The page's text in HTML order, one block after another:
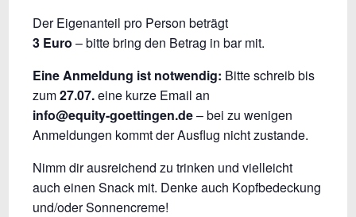
Der Eigenanteil pro Person beträgt
3 Euro– bitte bring den Betrag in bar mit.
Eine Anmeldung ist notwendig: Bitte schreib bis
zum27.07.eine kurze Email an
info@equity-goettingen.de– bei zu wenigen
Anmeldungen kommt der Ausflug nicht zustande.
Nimm dir ausreichend zu trinken und vielleicht
auch einen Snack mit. Denke auch Kopfbedeckung
und/oder Sonnencreme!